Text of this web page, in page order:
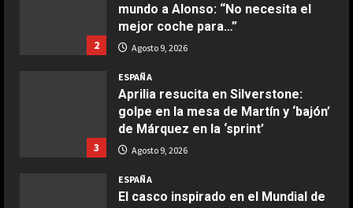
2
mundo a Alonso: “No necesita el
mejor coche para…”
Agosto 9, 2026
3
ESPAÑA
Aprilia resucita en Silverstone:
golpe en la mesa de Martín y ‘bajón’
de Márquez en la ‘sprint’
Agosto 9, 2026
ESPAÑA
El casco inspirado en el Mundial de
COCINA
Boquerones fritos en freidora de
aire
Aprile 24, 2026
Buñuelos de alcachofas